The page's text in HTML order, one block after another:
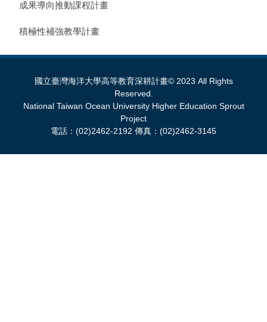
成果導向推動課程計畫
積極性補強教學計畫
國立臺灣海洋大學高等教育深耕計畫© 2023 All Rights
Reserved.
National Taiwan Ocean University Higher Education Sprout
Project
電話：(02)2462-2192 傳真：(02)2462-3145